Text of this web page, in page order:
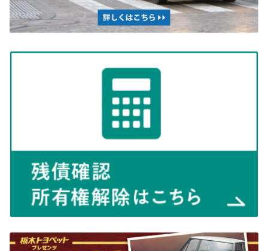
コンやスマホなどで、お車の状態をご自宅にい
ながらチェックすることができます。ご来店と遜色ないおもてなしを目指して、
スタッフ一同、お待ちしております。
詳しくはこちら
11月24日 日曜日 25日 月曜日 は定休日となっております。ご不便おかけしま
すが、何卒ご理解賜りますようお願い申し上げます。
2024-09-21
営業時間変更のおしらせ（10月10日）
10月10日（木）は社内行事のため、誠に勝手ながら、午前中のみの営業とさせ